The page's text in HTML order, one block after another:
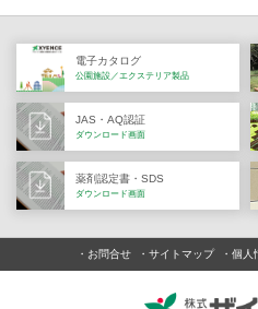
電子カタログ
公園施設／エクステリア製品
JAS・AQ認証
ダウンロード画面
薬剤認定書・SDS
ダウンロード画面
お問合せ サイトマップ 個人